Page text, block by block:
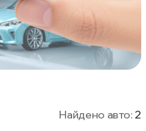
Найдено авто: 2